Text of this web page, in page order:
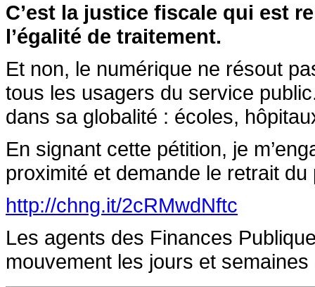
C’est la justice fiscale qui est
l’égalité de traitement.
Et non, le numérique ne résout
tous les usagers du service
dans sa globalité : écoles,
En signant cette pétition, je
proximité et demande le retrait du
http://chng.it/2cRMwdNftc
Les agents des Finances
mouvement les jours et